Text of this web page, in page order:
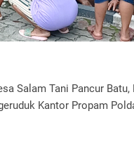
Salam Tani Pancur Batu,
Kantor Propam